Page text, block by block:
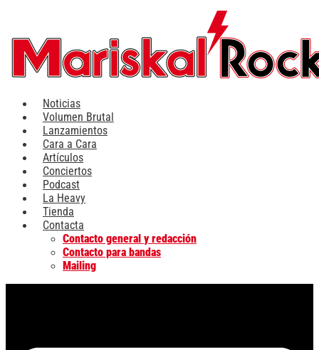
contenido
Noticias
Volumen Brutal
Lanzamientos
Cara a Cara
Artículos
Conciertos
Podcast
La Heavy
Tienda
Contacta
Contacto general y redacción
Contacto para bandas
Mailing